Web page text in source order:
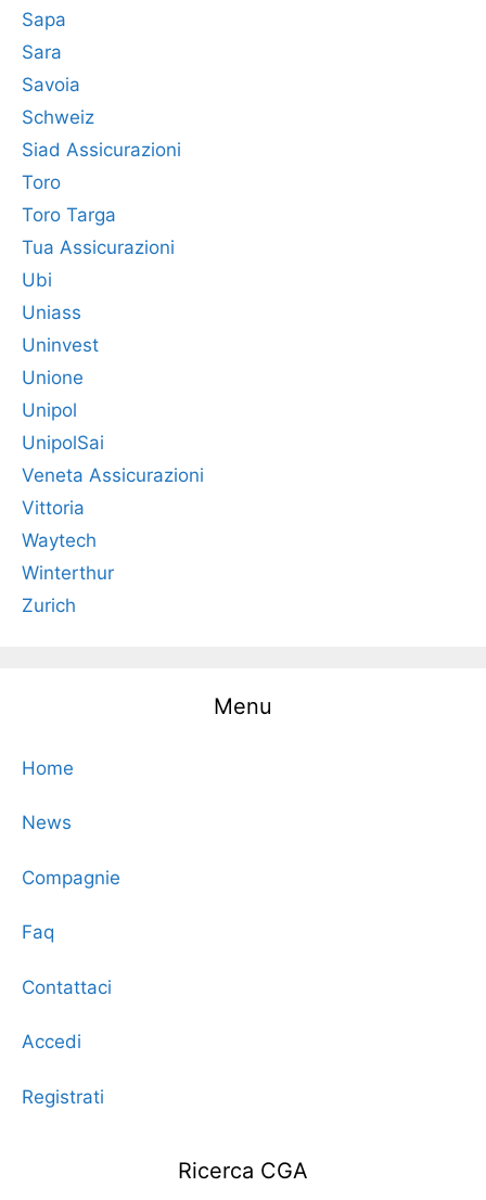
Sapa
Sara
Savoia
Schweiz
Siad Assicurazioni
Toro
Toro Targa
Tua Assicurazioni
Ubi
Uniass
Uninvest
Unione
Unipol
UnipolSai
Veneta Assicurazioni
Vittoria
Waytech
Winterthur
Zurich
Menu
Home
News
Compagnie
Faq
Contattaci
Accedi
Registrati
Ricerca CGA